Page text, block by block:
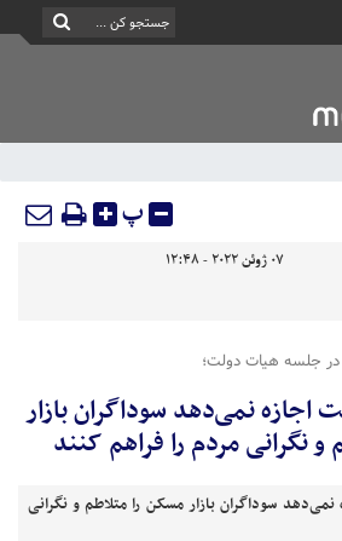
پ
07 ژوئن 2022 - 12:48
در جلسه هیات دولت؛
نمی‌دهد سوداگران بازار
نگرانی مردم را فراهم کنند